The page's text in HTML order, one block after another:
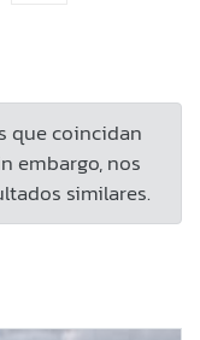
que coincidan
embargo, nos
similares.